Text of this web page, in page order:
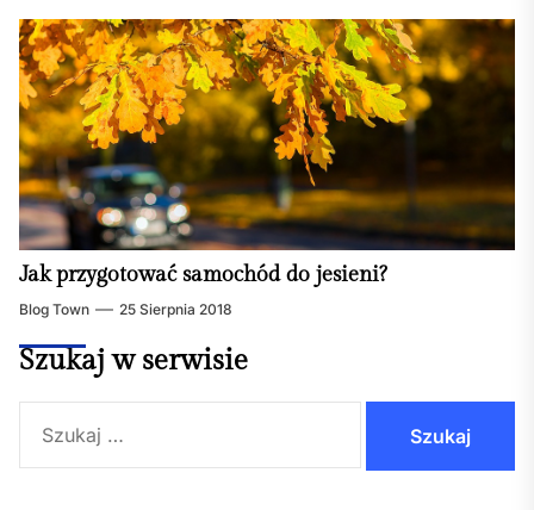
Jak przygotować samochód do jesieni?
Blog Town 25 Sierpnia 2018
Szukaj w serwisie